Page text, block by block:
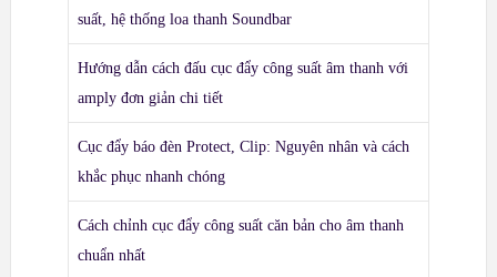
suất, hệ thống loa thanh Soundbar
Hướng dẫn cách đấu cục đẩy công suất âm thanh với
amply đơn giản chi tiết
Cục đẩy báo đèn Protect, Clip: Nguyên nhân và cách
khắc phục nhanh chóng
Cách chỉnh cục đẩy công suất căn bản cho âm thanh
chuẩn nhất